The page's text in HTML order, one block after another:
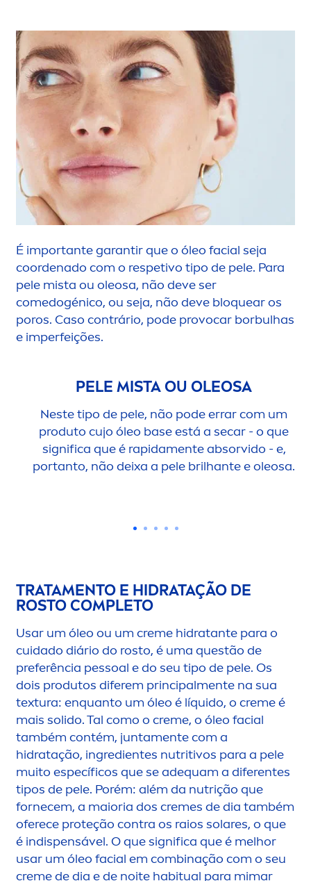
É importante garantir que o óleo facial seja
coordenado com o respetivo tipo de pele. Para
pele mista ou oleosa, não deve ser
comedogénico, ou seja, não deve bloquear os
poros. Caso contrário, pode provocar borbulhas
e imperfeições.
PELE MISTA OU OLEOSA
Neste tipo de pele, não pode errar com um
produto cujo óleo base está a secar - o que
significa que é rapidamente absorvido - e,
portanto, não deixa a pele brilhante e oleosa.
TRATAMENTO E HIDRATAÇÃO DE
ROSTO COMPLETO
Usar um óleo ou um creme hidratante para o
cuidado diário do rosto, é uma questão de
preferência pessoal e do seu tipo de pele. Os
dois produtos diferem principalmente na sua
textura: enquanto um óleo é líquido, o cremeé
mais solido. Tal como o creme, o óleo facial
também contém, juntamente com a
hidratação, ingredientes nutritivos para a pele
muito específicos que se adequam a diferentes
tipos de pele. Porém: além da nutrição que
fornecem, a maioria dos cremes de dia também
oferece proteção contra os raios solares, o que
é indispensável. O que significa que é melhor
usar um óleo facial em combinação com o seu
cremede dia e de noite habitual para mimar